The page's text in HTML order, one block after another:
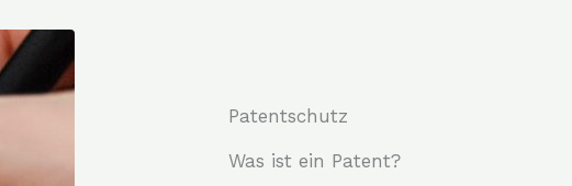
Patentschutz
Was ist ein Patent?